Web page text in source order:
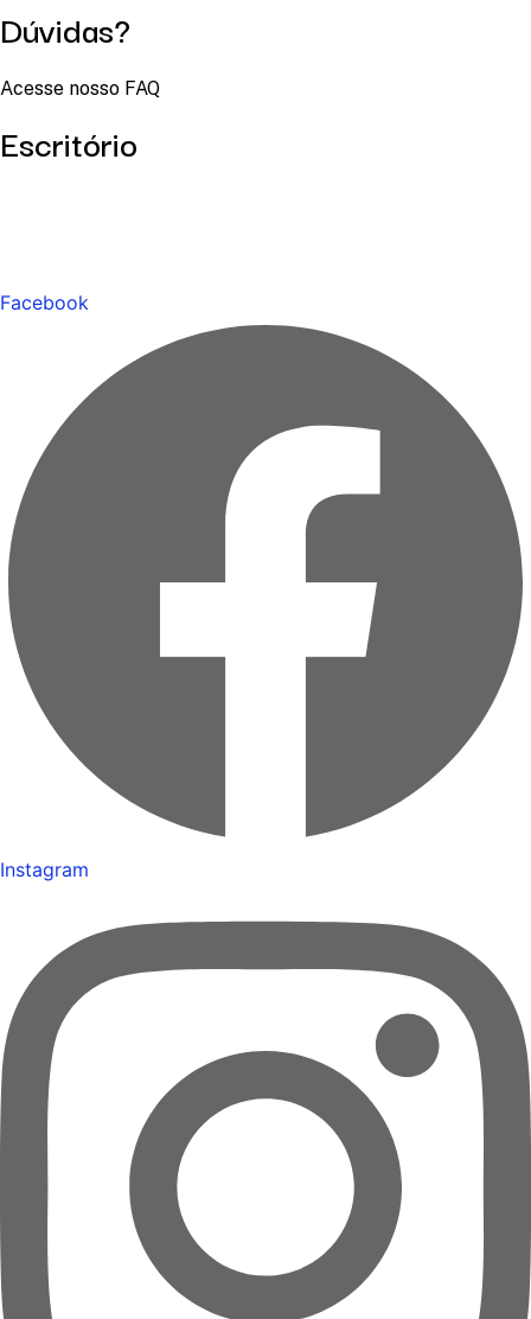
Dúvidas?
Acesse nosso FAQ
Escritório
Facebook
Instagram